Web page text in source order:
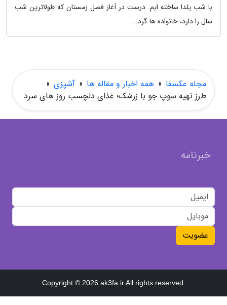
با شب یلدا ساخته ایم. درست در آغاز فصل زمستان که طولاترین شب
سال را دارد، خانواده ها گرد...
مجله عکسفا » همه اخبار و مقاله ها » آشپزی »
طرز تهیه سوپ جو با زرشک؛ غذای دلچسب روز های سرد
خبرنامه
عضویت
Copyright © 2026 ak3fa.ir All rights reserved.